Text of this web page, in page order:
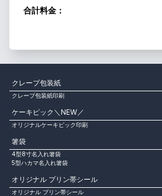
合計料金：
クレープ包装紙
クレープ包装紙印刷
ケーキピック＼NEW／
オリジナルケーキピック印刷
箸袋
4型8寸名入れ箸袋
5型ハカマ名入れ箸袋
オリジナル プリン帯シール
オリジナル プリン帯シール